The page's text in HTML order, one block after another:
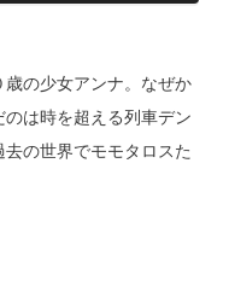
の少女アンナ。なぜか
は時を超える列車デン
の世界でモモタロスた